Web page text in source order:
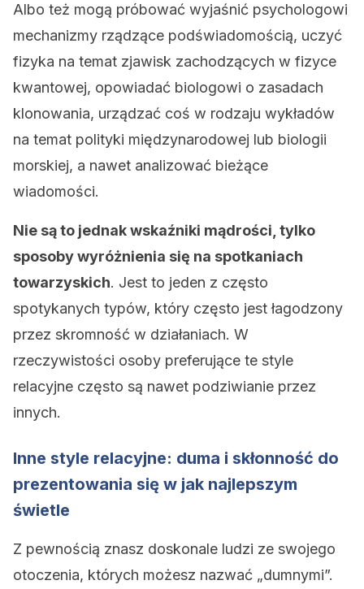
Albo też mogą próbować wyjaśnić psychologowi
mechanizmy rządzące podświadomością, uczyć
fizyka na temat zjawisk zachodzących w fizyce
kwantowej, opowiadać biologowi o zasadach
klonowania, urządzać coś w rodzaju wykładów
na temat polityki międzynarodowej lub biologii
morskiej, a nawet analizować bieżące
wiadomości.
Nie są to jednak wskaźniki mądrości, tylko
sposoby wyróżnienia się na spotkaniach
towarzyskich. Jest to jeden z często
spotykanych typów, który często jest łagodzony
przez skromność w działaniach. W
rzeczywistości osoby preferujące te style
relacyjne często są nawet podziwianie przez
innych.
Inne style relacyjne: duma i skłonność do
prezentowania się w jak najlepszym
świetle
Z pewnością znasz doskonale ludzi ze swojego
otoczenia, których możesz nazwać „dumnymi”.